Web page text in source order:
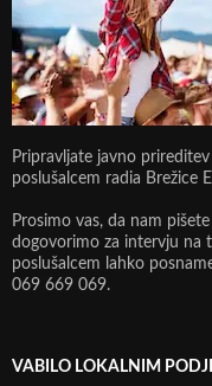
Pripravljate javno
poslušalcem radia Brežice
Prosimo vas, da nam
dogovorimo za intervju na
poslušalcem lahko
069 669 069.
VABILO LOKALNIM